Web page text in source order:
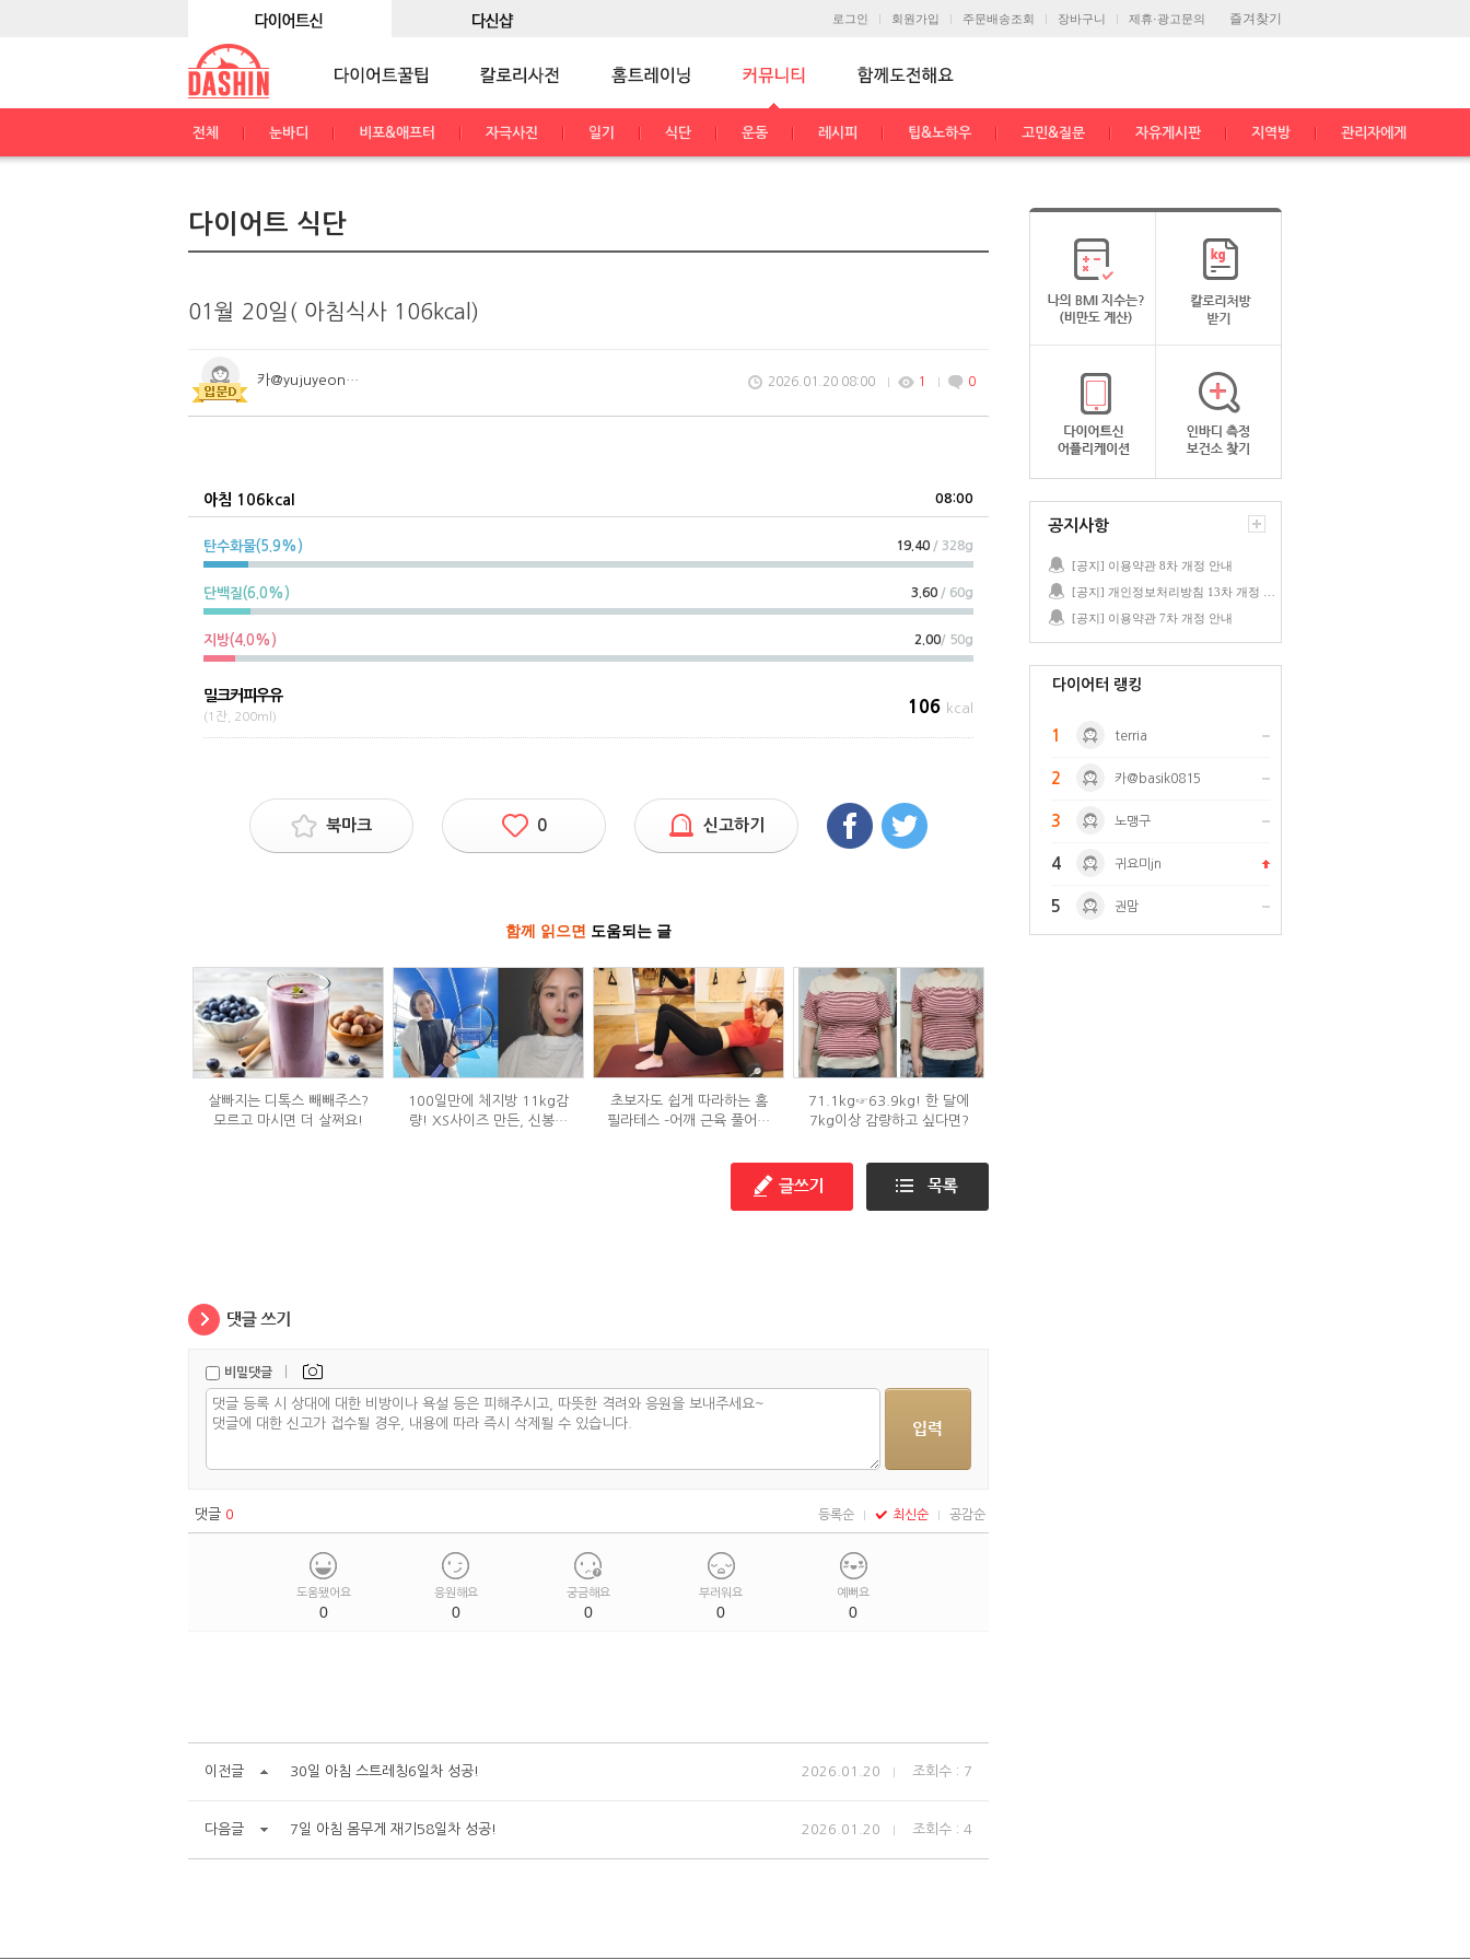
즐겨찾기
로그인 회원가입 주문배송조회 장바구니 제휴·광고문의
전체 눈바디 비포&애프터 자극사진 일기 식단 운동 레시피 팁&노하우 고민&질문 자유게시판 지역방 관리자에게
다이어트 식단
01월 20일( 아침식사 106kcal)
카@yujuyeong96 2026.01.20 08:00 1 0
아침 106kcal 08:00
탄수화물(5.9%) 19.40 / 328g
단백질(6.0%) 3.60 / 60g
지방(4.0%) 2.00/ 50g
밀크커피우유
(1잔, 200ml)
106 kcal
북마크 0 신고하기
함께 읽으면 도움되는 글
살빠지는 디톡스 빼빼주스?
모르고 마시면 더 살쩌요!
100일만에 체지방 11kg감
량! XS사이즈 만든, 신봉선
초보자도 쉽게 따라하는 홈
필라테스 –어깨 근육 풀어주
71.1kg☞63.9kg! 한 달에
7kg이상 감량하고 싶다면?
비밀댓글 |
댓글 0 등록순 최신순 공감순
도움됐어요
0
응원해요
0
궁금해요
0
부러워요
0
예뻐요
0
이전글 30일 아침 스트레칭6일차 성공! 2026.01.20 조회수 : 7
다음글 7일 아침 몸무게 재기58일차 성공! 2026.01.20 조회수 : 4
공지사항
[공지] 이용약관 8차 개정 안내
[공지] 이용약관 7차 개정 안내
다이어터 랭킹
1 terria
2 카@basik0815
3 노맹구
4 귀요미jn
5 권맘